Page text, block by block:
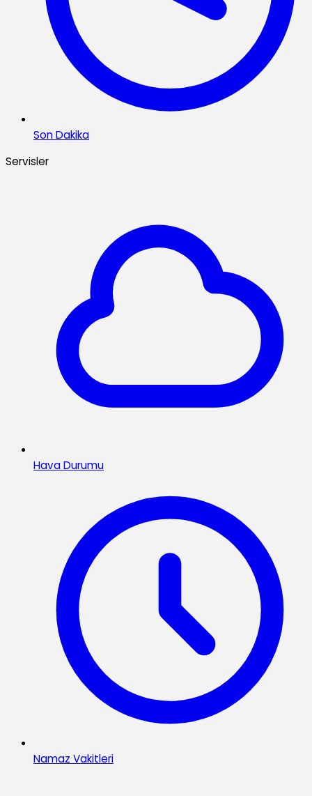
Son Dakika
Servisler
Hava Durumu
Namaz Vakitleri